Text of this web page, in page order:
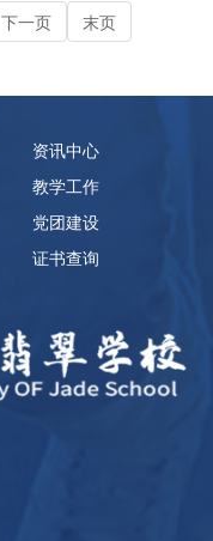
下一页 末页
资讯中心
教学工作
党团建设
证书查询